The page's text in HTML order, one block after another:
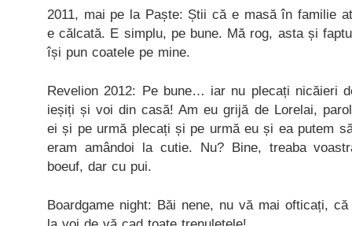
2011, mai pe la Paște: Știi că e masă în familie
e călcată. E simplu, pe bune. Mă rog, asta și
își pun coatele pe mine.
Revelion 2012: Pe bune… iar nu plecați nicăieri
ieșiți și voi din casă! Am eu grijă de Lorelai,
ei și pe urmă plecați și pe urmă eu și ea putem
eram amândoi la cutie. Nu? Bine, treaba
boeuf, dar cu pui.
Boardgame night: Băi nene, nu vă mai ofticați,